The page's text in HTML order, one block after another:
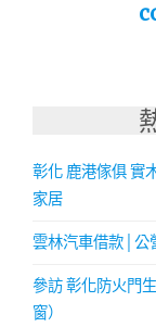
彰化 鹿港傢俱 實
家居
雲林汽車借款│公
參訪 彰化防火門
窗）